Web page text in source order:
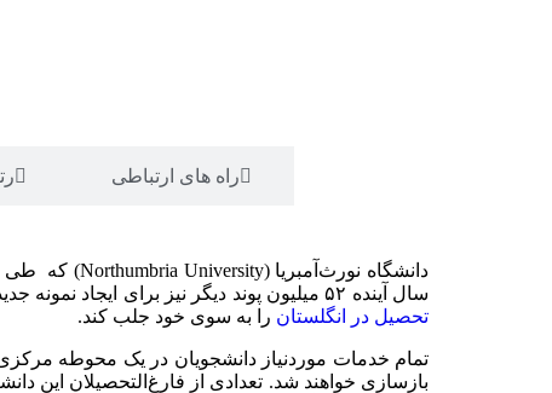
راه های ارتباطی
سال آینده ۵۲ میلیون پوند دیگر نیز برای ایجاد نمونه جدیدی از یک دانشگاه عالی متمرکز بر کسب‌وکار، اشتغال،تحصیلات عالی و پژوهش هزینه کند تا دانشجویان خارجی علاقمند به
تحصیل در انگلستان را به سوی خود جلب کند.
بازسازی خواهند شد. تعدادی از فارغ‌التحصیلان این